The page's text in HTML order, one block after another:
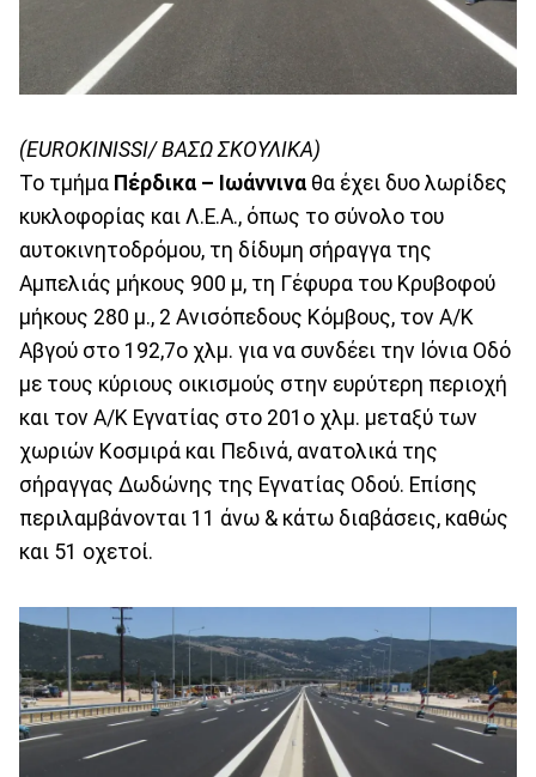
(EUROKINISSI/ ΒΑΣΩ ΣΚΟΥΛΙΚΑ)
Το τμήμα Πέρδικα – Ιωάννινα θα έχει δυο λωρίδες
κυκλοφορίας και Λ.Ε.Α., όπως το σύνολο του
αυτοκινητοδρόμου, τη δίδυμη σήραγγα της
Αμπελιάς μήκους 900 μ, τη Γέφυρα του Κρυβοφού
μήκους 280 μ., 2 Ανισόπεδους Κόμβους, τον Α/Κ
Αβγού στο 192,7ο χλμ. για να συνδέει την Ιόνια Οδό
με τους κύριους οικισμούς στην ευρύτερη περιοχή
και τον Α/Κ Εγνατίας στο 201ο χλμ. μεταξύ των
χωριών Κοσμιρά και Πεδινά, ανατολικά της
σήραγγας Δωδώνης της Εγνατίας Οδού. Επίσης
περιλαμβάνονται 11 άνω & κάτω διαβάσεις, καθώς
και 51 οχετοί.